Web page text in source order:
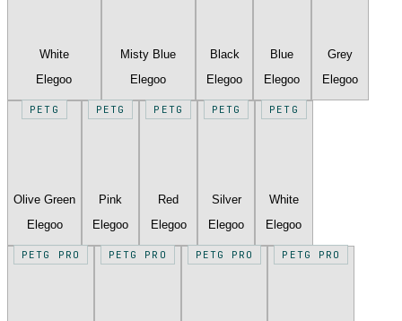
White
Elegoo
Misty Blue
Elegoo
Black
Elegoo
Blue
Elegoo
Grey
Elegoo
PETG
Olive Green
Elegoo
PETG
Pink
Elegoo
PETG
Red
Elegoo
PETG
Silver
Elegoo
PETG
White
Elegoo
PETG PRO PETG PRO PETG PRO PETG PRO